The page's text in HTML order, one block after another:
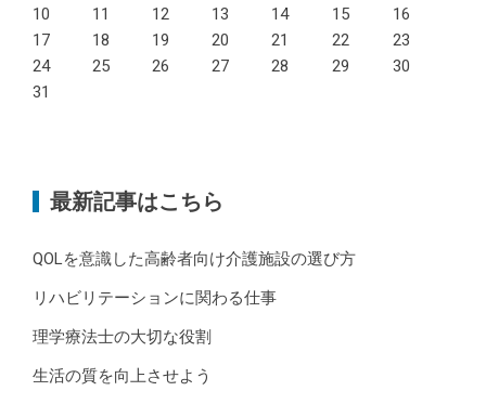
10
11 12 13 14 15
16
17
18 19 20 21 22
23
24
25 26 27 28 29
30
31
最新記事はこちら
QOLを意識した高齢者向け介護施設の選び方
リハビリテーションに関わる仕事
理学療法士の大切な役割
生活の質を向上させよう